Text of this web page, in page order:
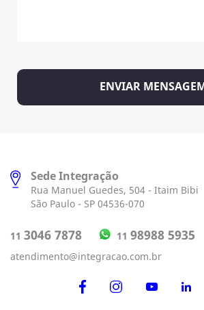
Sede Integração
Rua Manuel Guedes, 504 - Itaim Bibi
São Paulo - SP 04536-070
11 3046 7878 11 98988 5935
atendimento@integracao.com.br